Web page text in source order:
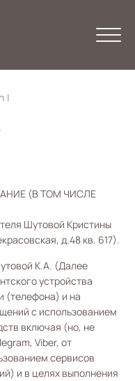
|
(В ТОМ ЧИСЛЕ
Шутовой Кристины
д.48 кв. 617).
К.А. (Далее
устройства
(телефона) и на
с использованием
включая (но, не
Viber, от
сервисов
и в целях выполнения